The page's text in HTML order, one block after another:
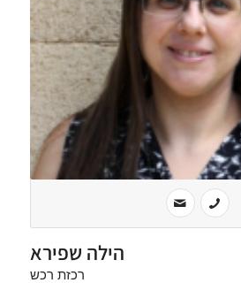
הילה שפירא
רכזת רכש